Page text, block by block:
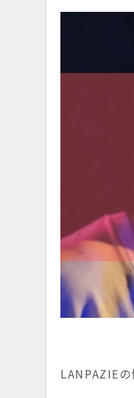
LANPAZIEの